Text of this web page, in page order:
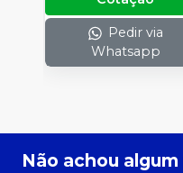
Pedir via
Whatsapp
Não achou